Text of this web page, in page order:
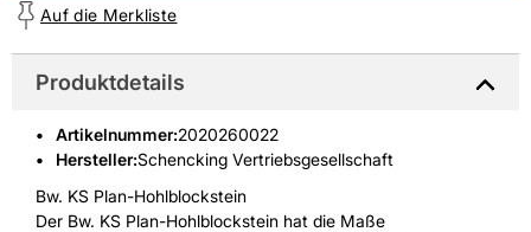
Auf die Merkliste
Produktdetails
Artikelnummer:2020260022
Hersteller:Schencking Vertriebsgesellschaft
Bw. KS Plan-Hohlblockstein
Der Bw. KS Plan-Hohlblockstein hat die Maße